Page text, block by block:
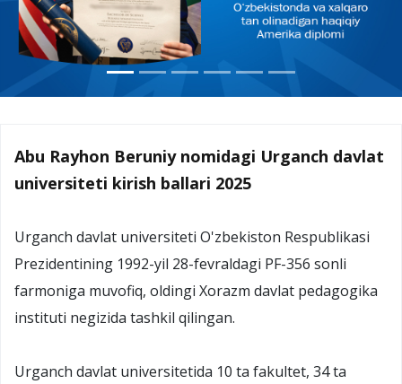
Abu Rayhon Beruniy nomidagi Urganch davlat
universiteti kirish ballari 2025
Urganch davlat universiteti O'zbekiston Respublikasi
Prezidentining 1992-yil 28-fevraldagi PF-356 sonli
farmoniga muvofiq, oldingi Xorazm davlat pedagogika
instituti negizida tashkil qilingan.
Urganch davlat universitetida 10 ta fakultet, 34 ta